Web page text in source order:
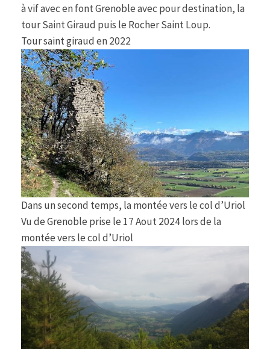
à vif avec en font Grenoble avec pour destination, la
tour Saint Giraud puis le Rocher Saint Loup.
Tour saint giraud en 2022
Dans un second temps, la montée vers le col d’Uriol
Vu de Grenoble prise le 17 Aout 2024 lors de la
montée vers le col d’Uriol